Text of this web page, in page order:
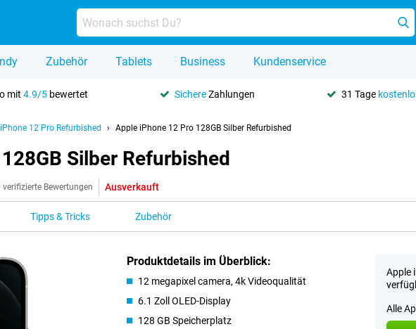
Zubehör Tablets Business Kundenservice
mit4.9/5 bewertet SichereZahlungen 31 Tage
12 Pro Refurbished Apple iPhone 12 Pro 128GB Silber Refurbished
Silber Refurbished
verifizierte Bewertungen Ausverkauft
Tipps & Tricks Zubehör
Produktdetails im Überblick:
12 megapixel camera, 4k Videoqualität
6.1 Zoll OLED-Display
128 GB Speicherplatz
Apple
Alle